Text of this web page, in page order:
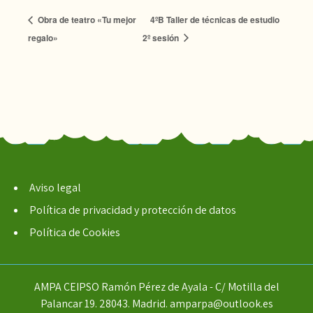
Obra de teatro «Tu mejor
regalo»
4ºB Taller de técnicas de estudio
2º sesión
Aviso legal
Política de privacidad y protección de datos
Política de Cookies
AMPA CEIPSO Ramón Pérez de Ayala - C/ Motilla del
Palancar 19. 28043. Madrid. amparpa@outlook.es